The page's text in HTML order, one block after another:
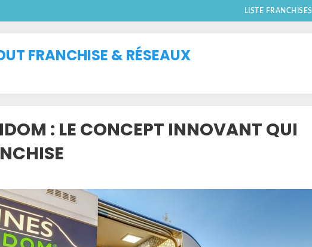
LISTE FRANCHISES
FRANCHISE & RÉSEAUX
: LE CONCEPT INNOVANT QUI